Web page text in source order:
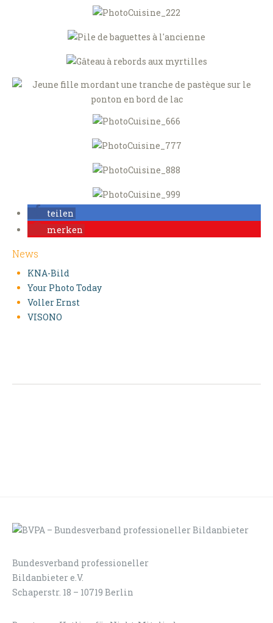
teilen
merken
News
KNA-Bild
Your Photo Today
Voller Ernst
VISONO
Bundesverband professioneller
Bildanbieter e.V.
Schaperstr. 18 – 10719 Berlin